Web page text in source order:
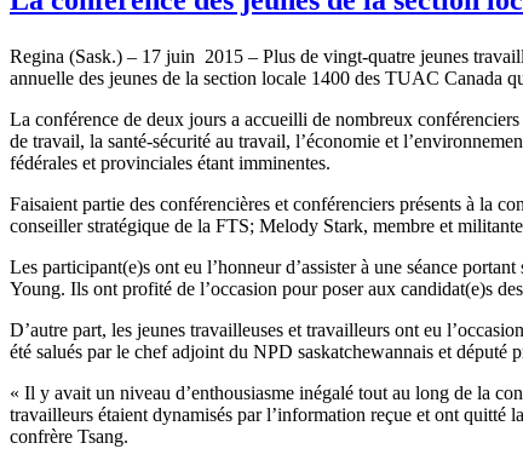
Regina (Sask.) – 17 juin 2015 – Plus de vingt-quatre jeunes
annuelle des jeunes de la section locale 1400 des TUAC Canada
La conférence de deux jours a accueilli de nombreux
de travail, la santé-sécurité au travail, l’économie et
fédérales et provinciales étant imminentes.
Faisaient partie des conférencières et conférenciers présents à la
conseiller stratégique de la FTS; Melody Stark, membre et
Les participant(e)s ont eu l’honneur d’assister à une séance
Young. Ils ont profité de l’occasion pour poser aux candidat(e)s
D’autre part, les jeunes travailleuses et travailleurs ont eu
été salués par le chef adjoint du NPD saskatchewannais et député
« Il y avait un niveau d’enthousiasme inégalé tout au long de la
travailleurs étaient dynamisés par l’information reçue et ont quitté
confrère Tsang.